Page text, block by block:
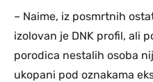
– Naime, iz posmrtnih
izolovan je DNK profil, ali
porodica nestalih osoba
ukopani pod oznakama